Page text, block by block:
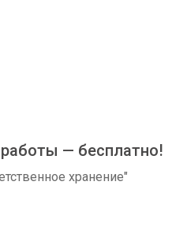
— бесплатно!
хранение"